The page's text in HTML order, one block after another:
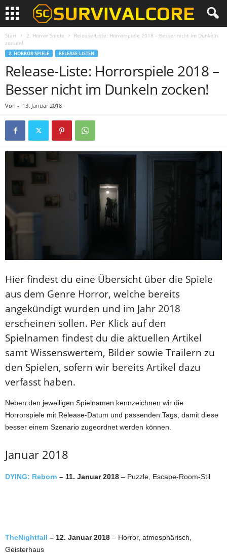
Start 2. Horror Spiele
Release-Liste: Horrorspiele 2018 – Besser nicht im Dunkeln
zocken!
2. HORROR SPIELE RELEASE-LISTEN
Release-Liste: Horrorspiele 2018 –
Besser nicht im Dunkeln zocken!
Von - 13. Januar 2018
Hier findest du eine Übersicht über die Spiele
aus dem Genre Horror, welche bereits
angekündigt wurden und im Jahr 2018
erscheinen sollen. Per Klick auf den
Spielnamen findest du die aktuellen Artikel
samt Wissenswertem, Bilder sowie Trailern zu
den Spielen, sofern wir bereits Artikel dazu
verfasst haben.
Neben den jeweiligen Spielnamen kennzeichnen wir die
Horrorspiele mit Release-Datum und passenden Tags, damit diese
besser einem Szenario zugeordnet werden können.
Januar 2018
DYING: Reborn – 11. Januar 2018 – Puzzle, Escape-Room-Stil
TheNightfall – 12. Januar 2018 – Horror, atmosphärisch,
Geisterhaus